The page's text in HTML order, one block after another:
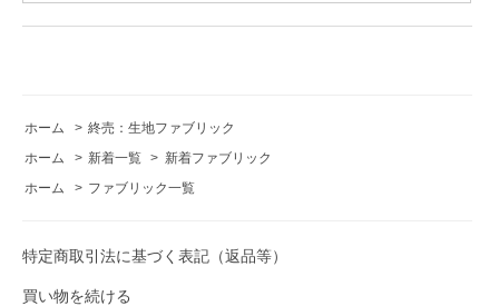
ホーム > 終売：生地ファブリック
ホーム
> 新着一覧 > 新着ファブリック
ホーム
> ファブリック一覧
特定商取引法に基づく表記（返品等）
買い物を続ける